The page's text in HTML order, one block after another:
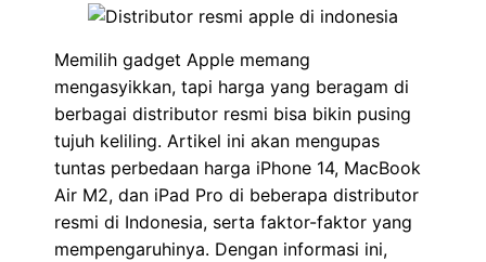
Memilih gadget Apple memang
mengasyikkan, tapi harga yang beragam di
berbagai distributor resmi bisa bikin pusing
tujuh keliling. Artikel ini akan mengupas
tuntas perbedaan harga iPhone 14, MacBook
Air M2, dan iPad Pro di beberapa distributor
resmi di Indonesia, serta faktor-faktor yang
mempengaruhinya. Dengan informasi ini,